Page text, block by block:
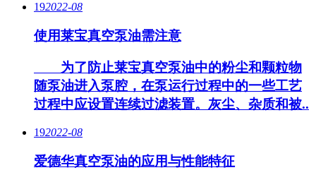
192022-08
使用莱宝真空泵油需注意
为了防止莱宝真空泵油中的粉尘和颗粒物
随泵油进入泵腔，在泵运行过程中的一些工艺
过程中应设置连续过滤装置。灰尘、杂质和被..
192022-08
爱德华真空泵油的应用与性能特征